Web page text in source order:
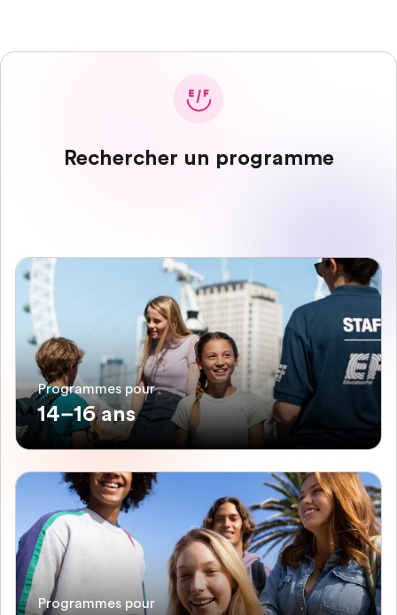
Rechercher un programme
Programmes pour
14–16 ans
Programmes pour